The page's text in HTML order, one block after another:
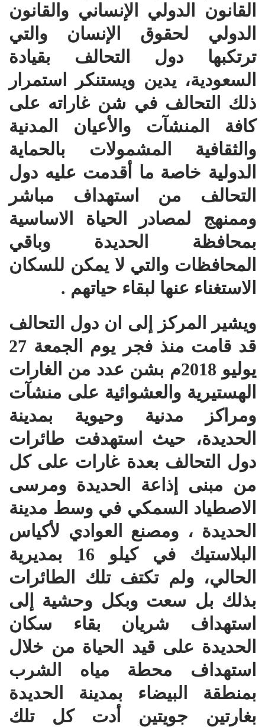
القانون الدولي الإنساني والقانون
الدولي لحقوق الإنسان والتي
ترتكبها دول التحالف بقيادة
السعودية، يدين ويستنكر استمرار
ذلك التحالف في شن غاراته على
كافة المنشآت والأعيان المدنية
والثقافية المشمولات بالحماية
الدولية خاصة ما أقدمت عليه دول
التحالف من استهداف مباشر
وممنهج لمصادر الحياة الاساسية
بمحافظة الحديدة وباقي
المحافظات والتي لا يمكن للسكان
الاستغناء عنها لبقاء حياتهم .
ويشير المركز إلى ان دول التحالف
قد قامت منذ فجر يوم الجمعة 27
يوليو 2018م بشن عدد من الغارات
الهستيرية والعشوائية على منشآت
ومراكز مدنية وحيوية بمدينة
الحديدة، حيث استهدفت طائرات
دول التحالف بعدة غارات على كل
من مبنى إذاعة الحديدة ومرسى
الاصطياد السمكي في وسط مدينة
الحديدة ، ومصنع العوادي لأكياس
البلاستيك في كيلو 16 بمديرية
الحالي، ولم تكتف تلك الطائرات
بذلك بل سعت وبكل وحشية إلى
استهداف شريان بقاء سكان
الحديدة على قيد الحياة من خلال
استهداف محطة مياه الشرب
بمنطقة البيضاء بمدينة الحديدة
بغارتين جويتين أدت كل تلك